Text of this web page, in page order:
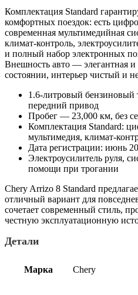
Комплектация Standard
комфортных поездок: есть
современная мультимедийная
климат-контроль,
и полный набор электронных
Внешность авто — элегантная и
состоянии, интерьер чистый и
1.6-литровый бензиновый
передний привод
Пробег — 23,000 км, без
Комплектация Standard:
мультимедия, климат-
Дата регистрации: июнь
Электроусилитель руля,
помощи при трогании
Chery Arrizo 8 Standard
отличный вариант для
сочетает современный стиль,
честную эксплуатационную
Детали
Марка Chery